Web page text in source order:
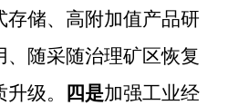
存储、高附加值产品研
随采随治理矿区恢复
级。
四是加强工业经